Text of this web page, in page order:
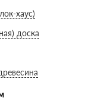
хаус)
доска